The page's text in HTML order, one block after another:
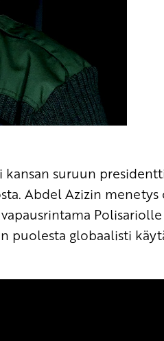
suruun
Abdel Azizin menetys
puolesta globaalisti